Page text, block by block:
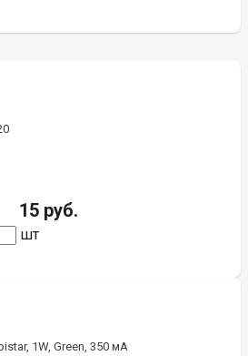
15 руб.
шт
1W, Green, 350 мА